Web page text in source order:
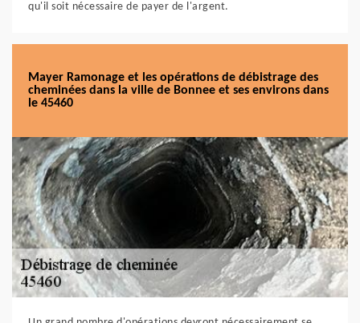
qu'il soit nécessaire de payer de l'argent.
Mayer Ramonage et les opérations de débistrage des
cheminées dans la ville de Bonnee et ses environs dans
le 45460